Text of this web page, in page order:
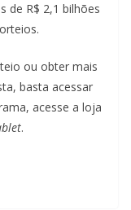
de R$ 2,1 bilhões
ou obter mais
basta acessar
acesse a loja
.